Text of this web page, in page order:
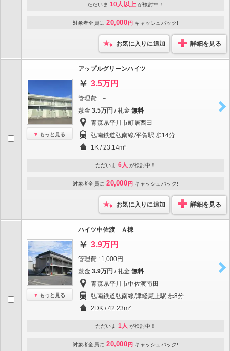
ただいま 10人以上 が検討中！
対象者全員に 20,000 円 キャッシュバック!
お気に入りに追加 詳細を見る
もっと見る
アップルグリーンハイツ
3.5万円
管理費 : －
敷金 3.5万円 / 礼金 無料
青森県平川市町居西田
弘南鉄道弘南線/平賀駅 歩14分
1K / 23.14m²
ただいま 6人 が検討中！
対象者全員に 20,000 円 キャッシュバック!
お気に入りに追加 詳細を見る
もっと見る
ハイツ中佐渡 Ａ棟
3.9万円
管理費 : 1,000円
敷金 3.9万円 / 礼金 無料
青森県平川市中佐渡南田
弘南鉄道弘南線/津軽尾上駅 歩8分
2DK / 42.23m²
ただいま 1人 が検討中！
対象者全員に 20,000 円 キャッシュバック!